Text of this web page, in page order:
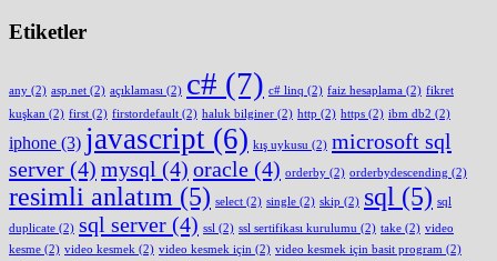
Etiketler
any (2) asp.net (2) açıklaması (2) c# (7) c# linq (2) faiz hesaplama (2) fikret
kuşkan (2) first (2) firstordefault (2) haluk bilginer (2) http (2) https (2) ibm db2 (2)
iphone (3) javascript (6) kış uykusu (2) microsoft sql
server (4) mysql (4) oracle (4) orderby (2) orderbydescending (2)
resimli anlatım (5) select (2) single (2) skip (2) sql (5) sql
duplicate (2) sql server (4) ssl (2) ssl sertifikası kurulumu (2) take (2) video
kesme (2) video kesmek (2) video kesmek için (2) video kesmek için basit program (2)